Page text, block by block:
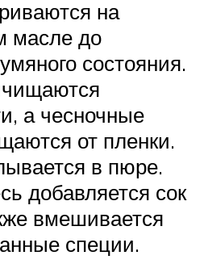
на
масле до
состояния.
а чесночные
от пленки.
в пюре.
добавляется сок
вмешивается
специи.